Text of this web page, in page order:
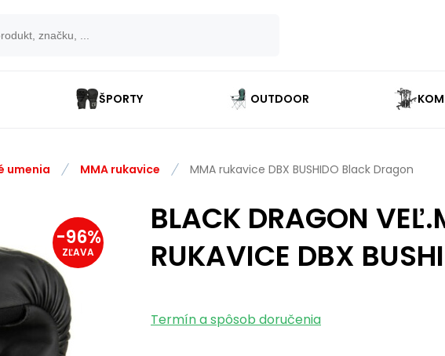
ŠPORTY OUTDOOR
umenia MMA rukavice MMA rukavice DBX BUSHIDO Black Dragon
-96%
ZĽAVA
BLACK DRAGON
RUKAVICE DBX
Termín a spôsob doručenia